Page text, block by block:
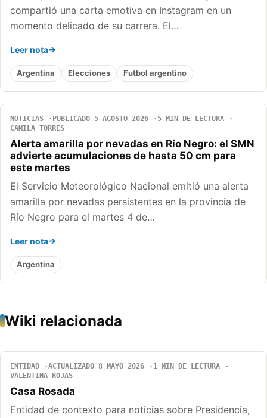
compartió una carta emotiva en Instagram en un
momento delicado de su carrera. El…
Leer nota
Argentina Elecciones Futbol argentino
NOTICIAS PUBLICADO 5 AGOSTO 2026
5 MIN DE LECTURA
CAMILA TORRES
Alerta amarilla por nevadas en Río Negro: el SMN
advierte acumulaciones de hasta 50 cm para
este martes
El Servicio Meteorológico Nacional emitió una alerta
amarilla por nevadas persistentes en la provincia de
Río Negro para el martes 4 de…
Leer nota
Argentina
Wiki relacionada
ENTIDAD ACTUALIZADO 8 MAYO 2026
1 MIN DE LECTURA
VALENTINA ROJAS
Casa Rosada
Entidad de contexto para noticias sobre Presidencia,